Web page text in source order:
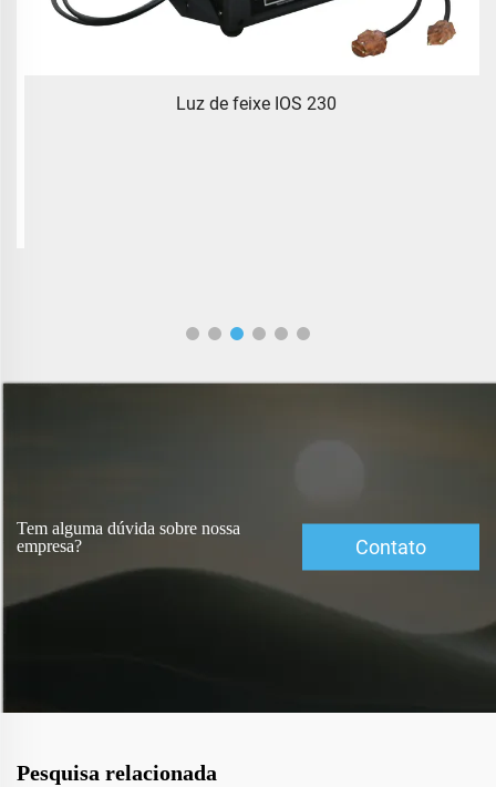
Luz de feixe IOS 230
Tem alguma dúvida sobre nossa
empresa?
Contato
Pesquisa relacionada